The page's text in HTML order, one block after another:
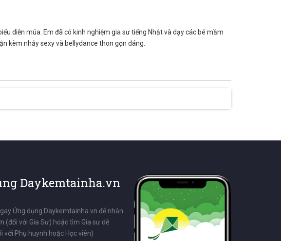
diễn múa. Em đã có kinh nghiệm gia sư tiếng Nhật và dạy các bé mầm
kèm nhảy sexy và bellydance thon gọn dáng.
Daykemtainha.vn
Ứng dụng Daykemtainha.vn để nhận
(đối với Gia Sư) hoặc tìm Gia sư dễ
với Phụ huynh hoặc Học viên)